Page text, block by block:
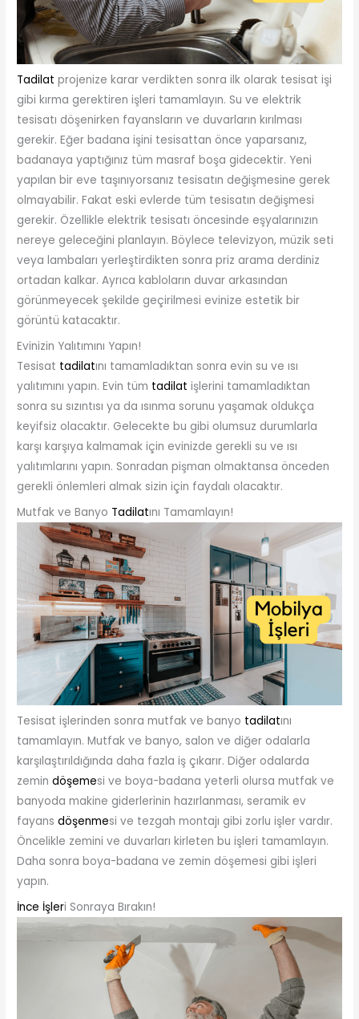
Tadilat projenize karar verdikten sonra ilk olarak tesisat işi
gibi kırma gerektiren işleri tamamlayın. Su ve elektrik
tesisatı döşenirken fayansların ve duvarların kırılması
gerekir. Eğer badana işini tesisattan önce yaparsanız,
badanaya yaptığınız tüm masraf boşa gidecektir. Yeni
yapılan bir eve taşınıyorsanız tesisatın değişmesine gerek
olmayabilir. Fakat eski evlerde tüm tesisatın değişmesi
gerekir. Özellikle elektrik tesisatı öncesinde eşyalarınızın
nereye geleceğini planlayın. Böylece televizyon, müzik seti
veya lambaları yerleştirdikten sonra priz arama derdiniz
ortadan kalkar. Ayrıca kabloların duvar arkasından
görünmeyecek şekilde geçirilmesi evinize estetik bir
görüntü katacaktır.
Evinizin Yalıtımını Yapın!
Tesisat tadilatını tamamladıktan sonra evin su ve ısı
yalıtımını yapın. Evin tüm tadilat işlerini tamamladıktan
sonra su sızıntısı ya da ısınma sorunu yaşamak oldukça
keyifsiz olacaktır. Gelecekte bu gibi olumsuz durumlarla
karşı karşıya kalmamak için evinizde gerekli su ve ısı
yalıtımlarını yapın. Sonradan pişman olmaktansa önceden
gerekli önlemleri almak sizin için faydalı olacaktır.
Mutfak ve Banyo Tadilatını Tamamlayın!
Tesisat işlerinden sonra mutfak ve banyo tadilatını
tamamlayın. Mutfak ve banyo, salon ve diğer odalarla
karşılaştırıldığında daha fazla iş çıkarır. Diğer odalarda
zemindöşemesi ve boya-badana yeterli olursa mutfak ve
banyoda makine giderlerinin hazırlanması, seramik ev
fayansdöşenmesi ve tezgah montajı gibi zorlu işler vardır.
Öncelikle zemini ve duvarları kirleten bu işleri tamamlayın.
Daha sonra boya-badana ve zemin döşemesi gibi işleri
yapın.
İnce İşleri Sonraya Bırakın!